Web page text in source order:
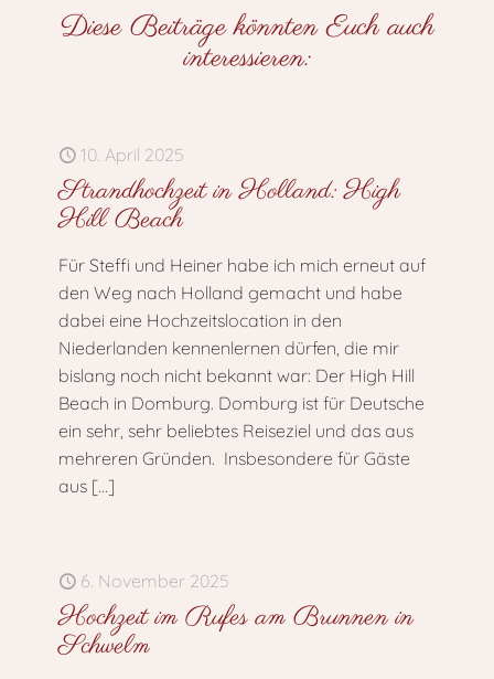
Diese Beiträge könnten Euch auch
interessieren:
10. April 2025
Strandhochzeit in Holland: High
Hill Beach
Für Steffi und Heiner habe ich mich erneut auf
den Weg nach Holland gemacht und habe
dabei eine Hochzeitslocation in den
Niederlanden kennenlernen dürfen, die mir
bislang noch nicht bekannt war: Der High Hill
Beach in Domburg. Domburg ist für Deutsche
ein sehr, sehr beliebtes Reiseziel und das aus
mehreren Gründen. Insbesondere für Gäste
aus […]
6. November 2025
Hochzeit im Rufes am Brunnen in
Schwelm